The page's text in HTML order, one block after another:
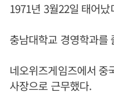
1971년 3월22일 태어났
충남대학교 경영학과를
네오위즈게임즈에서 중
사장으로 근무했다.